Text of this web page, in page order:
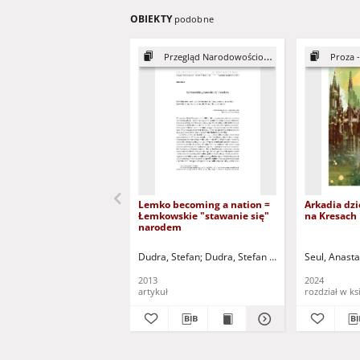
OBIEKTY podobne
Przegląd Narodowościowy, 2
Lemko becoming a nation =
Łemkowskie "stawanie się"
narodem
Dudra, Stefan Dudra, Stefan - red. Pochyły,
2013
artykuł
Proza
Arkadia
na Kresach
Seul,
2024
rozdział w